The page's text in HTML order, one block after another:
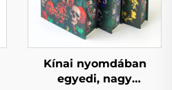
Kínai nyomdában
egyedi, nagy